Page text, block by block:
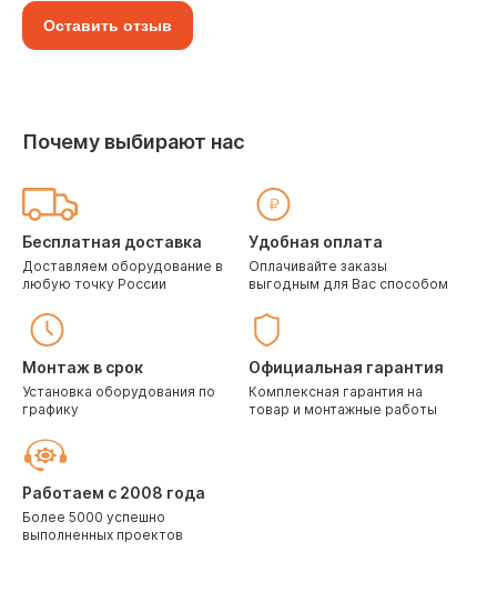
Оставить отзыв
Почему выбирают нас
Бесплатная доставка
Доставляем оборудование в
любую точку России
Удобная оплата
Оплачивайте заказы
выгодным для Вас способом
Монтаж в срок
Установка оборудования по
графику
Официальная гарантия
Комплексная гарантия на
товар и монтажные работы
Работаем с 2008 года
Более 5000 успешно
выполненных проектов